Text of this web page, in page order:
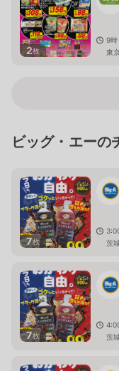
2枚
9時
東
ビッグ・エーの
7枚
茨
7枚
茨